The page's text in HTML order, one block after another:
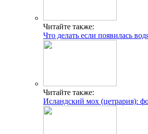
Читайте также:
Что делать если появилась
Читайте также:
Исландский мох (цетрария):